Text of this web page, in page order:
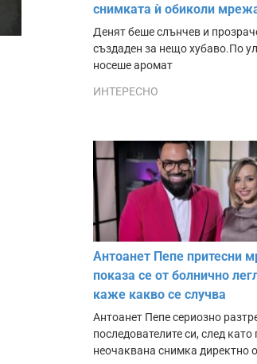
снимката ѝ обиколи
Денят беше слънчев и
създаден за нещо хубаво.По
носеше аромат
ИНТЕРЕСНО
Антоанет Пепе притесни
показа се от болнично
каже какво се случва
Антоанет Пепе сериозно
последователите си, след като
неочаквана снимка директно